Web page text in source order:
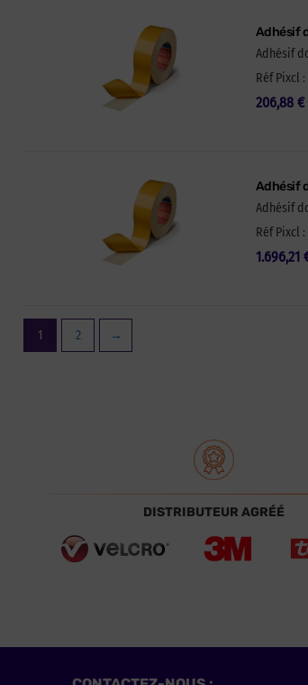
Adhésif
Adhésif
Réf Pixcl
206,88 €
Adhésif
Adhésif
Réf Pixcl
1.696,21
1 2 →
DISTRIBUTEUR AGRÉÉ